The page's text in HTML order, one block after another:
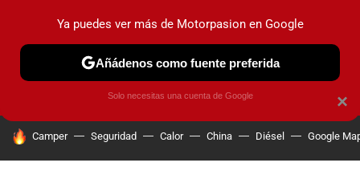
PRUEBAS COCHES ELÉCTRICOS OBSERVATORIO
HOY SE HABLA DE
Camper Seguridad Calor China Diésel Google
×
Ya puedes ver más de Motorpasion en Google
Añádenos como fuente preferida
Solo necesitas una cuenta de Google